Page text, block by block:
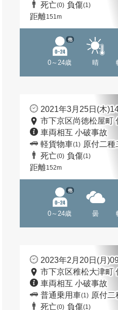
死亡(0) 負傷(1)
距離151m
0～24歳
他
晴
2021年3月25日(木
市下京区尚徳松屋町
車両相互 小破事故
軽貨物車(1) 原付二種
死亡(0) 負傷(1)
距離152m
0～24歳
他
曇
2023年2月20日(月
市下京区稚松大津町
車両相互 小破事故
普通乗用車(1) 原付二
死亡(0) 負傷(1)